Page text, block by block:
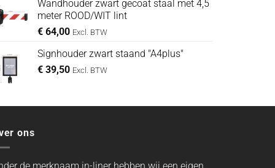
was:
€ 69,00.
is:
€ 42,50.
Wandhouder zwart gecoat staal met 4,5
meter ROOD/WIT lint
€ 64,00 Excl. BTW
Signhouder zwart staand "A4plus"
€ 39,50 Excl. BTW
ons